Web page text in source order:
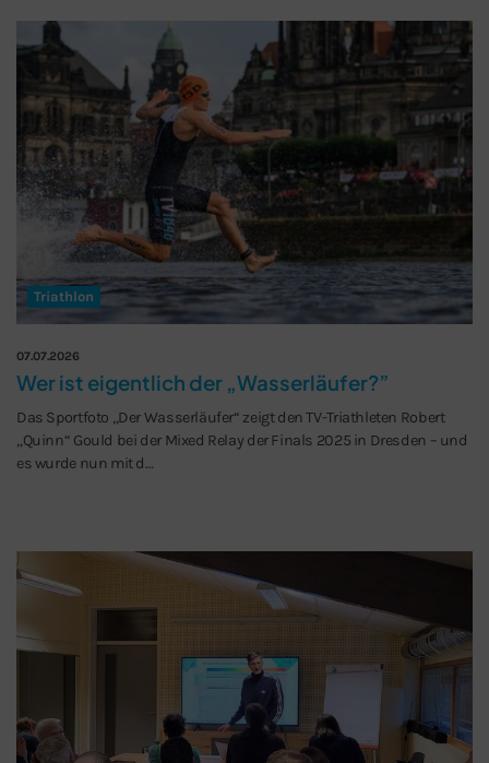
Triathlon
07.07.2026
Wer ist eigentlich der „Wasserläufer?”
Das Sportfoto „Der Wasserläufer“ zeigt den TV-Triathleten Robert
„Quinn“ Gould bei der Mixed Relay der Finals 2025 in Dresden – und
es wurde nun mit d…